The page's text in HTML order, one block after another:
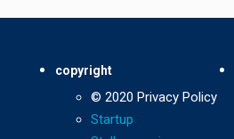
copyright
© 2020 Privacy Policy
Startup